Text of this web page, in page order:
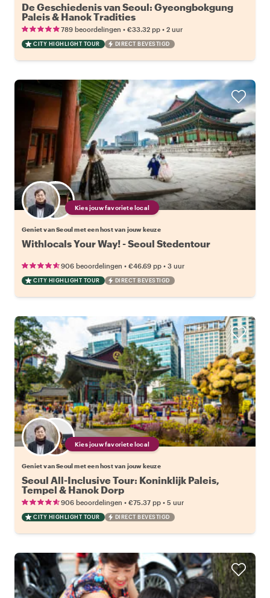
De Geschiedenis van Seoul: Gyeongbokgung
Paleis & Hanok Tradities
789 beoordelingen • €33.32 pp • 2 uur
CITY HIGHLIGHT TOUR DIRECT BEVESTIGD
Kies jouw favoriete local
Geniet van Seoul met een host van jouw keuze
Withlocals Your Way! - Seoul Stedentour
906 beoordelingen • €46.69 pp • 3 uur
CITY HIGHLIGHT TOUR DIRECT BEVESTIGD
Kies jouw favoriete local
Geniet van Seoul met een host van jouw keuze
Seoul All-Inclusive Tour: Koninklijk Paleis,
Tempel & Hanok Dorp
906 beoordelingen • €75.37 pp • 5 uur
CITY HIGHLIGHT TOUR DIRECT BEVESTIGD